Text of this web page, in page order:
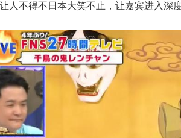
人不得不日本大笑不止，让嘉宾进入深